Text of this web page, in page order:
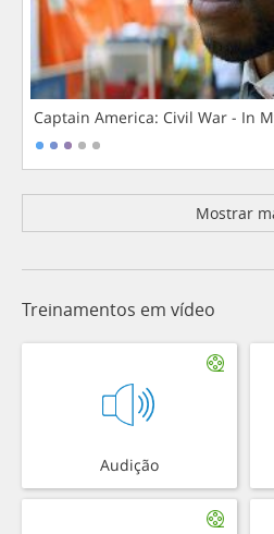
Captain America: Civil War - In
Mostrar
Treinamentos em vídeo
Audição